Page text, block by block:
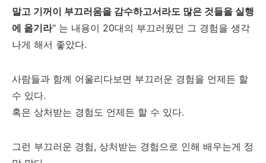
말고 기꺼이 부끄러움을 감수하고서라도 많은 것들을 실행
에 옮기라" 는 내용이 20대의 부끄러웠던 그 경험을 생각
나게 해서 좋았다.
사람들과 함께 어울리다보면 부끄러운 경험을 언제든 할
수 있다.
혹은 상처받는 경험도 언제든 할 수 있다.
그런 부끄러운 경험, 상처받는 경험으로 인해 배우는게 정